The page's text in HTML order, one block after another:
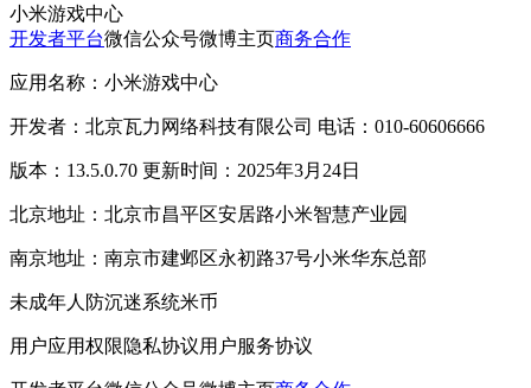
小米游戏中心
开发者平台微信公众号微博主页商务合作
应用名称：小米游戏中心
开发者：北京瓦力网络科技有限公司 电话：010-60606666
版本：13.5.0.70 更新时间：2025年3月24日
北京地址：北京市昌平区安居路小米智慧产业园
南京地址：南京市建邺区永初路37号小米华东总部
未成年人防沉迷系统米币
用户应用权限隐私协议用户服务协议